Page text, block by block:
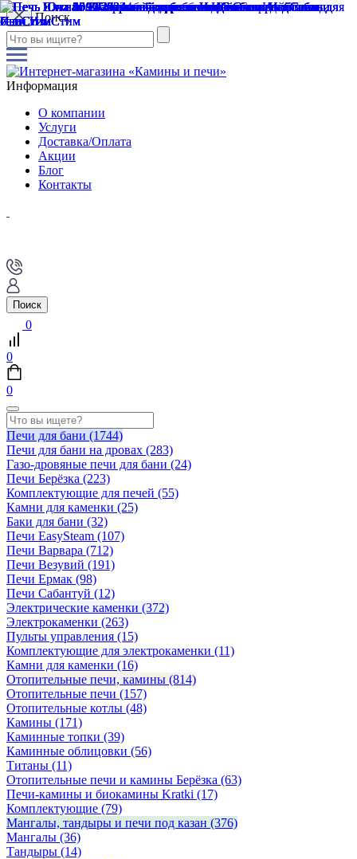
Поиск
Информация
О компании
Услуги
Доставка/Оплата
Акции
Блог
Контакты
Поиск
0
0
0
Печи для бани (1744)
Печи для бани на дровах (283)
Газо-дровяные печи для бани (24)
Печи Берёзка (223)
Комплектующие для печей (55)
Камни для каменки (25)
Баки для бани (32)
Печи EasySteam (107)
Печи Варвара (712)
Печи Везувий (191)
Печи Ермак (98)
Печи Сабантуй (12)
Электрические каменки (372)
Электрокаменки (263)
Пульты управления (15)
Комплектующие для электрокаменки (11)
Камни для каменки (16)
Отопительные печи, камины (814)
Отопительные печи (157)
Отопительные котлы (48)
Камины (171)
Каминные топки (39)
Каминные облицовки (56)
Титаны (11)
Отопительные печи и камины Берёзка (63)
Печи-камины и биокамины Kratki (17)
Комплектующие (79)
Мангалы, тандыры и печи под казан (376)
Мангалы (36)
Тандыры (14)